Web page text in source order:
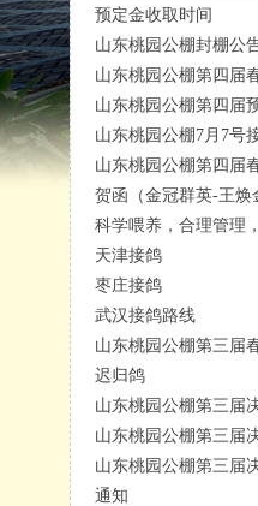
预定金收取时间
山东桃园公棚封棚公
山东桃园公棚第四届
山东桃园公棚第四届
山东桃园公棚7月7号
山东桃园公棚第四届
贺函（金冠群英-王焕
科学喂养，合理管理
天津接鸽
枣庄接鸽
武汉接鸽路线
山东桃园公棚第三届
迟归鸽
山东桃园公棚第三届
山东桃园公棚第三届
山东桃园公棚第三届
通知